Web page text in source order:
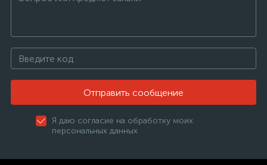
Отправить сообщение
Я даю согласие на обработку моих
персональных данных